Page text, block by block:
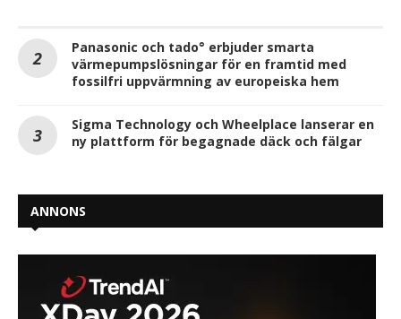
Panasonic och tado° erbjuder smarta
värmepumpslösningar för en framtid med
fossilfri uppvärmning av europeiska hem
Sigma Technology och Wheelplace lanserar en
ny plattform för begagnade däck och fälgar
ANNONS